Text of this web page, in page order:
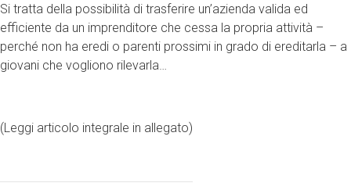
Si tratta della possibilità di trasferire un’azienda valida ed
efficiente da un imprenditore che cessa la propria attività –
perché non ha eredi o parenti prossimi in grado di ereditarla – a
giovani che vogliono rilevarla…
(Leggi articolo integrale in allegato)